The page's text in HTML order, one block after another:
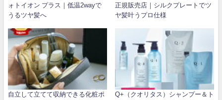
ォトイオン プラス｜低温2wayで
うるツヤ髪へ
正規販売店｜シルクプレートでツ
ヤ髪叶うプロ仕様
自立して立てて収納できる化粧ポ
Q+（クオリタス）シャンプー＆ト